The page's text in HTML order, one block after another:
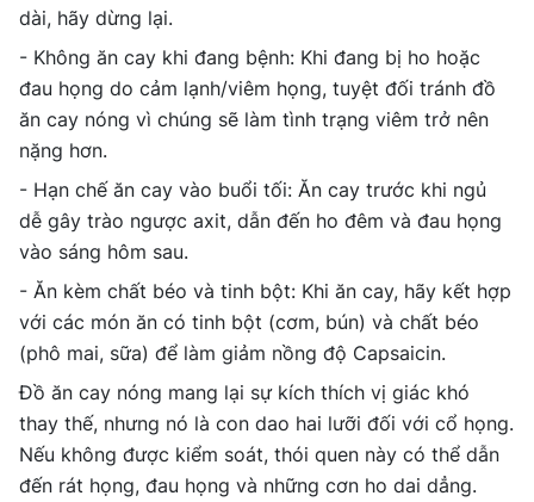
dài, hãy dừng lại.
- Không ăn cay khi đang bệnh: Khi đang bị ho hoặc
đau họng do cảm lạnh/viêm họng, tuyệt đối tránh đồ
ăn cay nóng vì chúng sẽ làm tình trạng viêm trở nên
nặng hơn.
- Hạn chế ăn cay vào buổi tối: Ăn cay trước khi ngủ
dễ gây trào ngược axit, dẫn đến ho đêm và đau họng
vào sáng hôm sau.
- Ăn kèm chất béo và tinh bột: Khi ăn cay, hãy kết hợp
với các món ăn có tinh bột (cơm, bún) và chất béo
(phô mai, sữa) để làm giảm nồng độ Capsaicin.
Đồ ăn cay nóng mang lại sự kích thích vị giác khó
thay thế, nhưng nó là con dao hai lưỡi đối với cổ họng.
Nếu không được kiểm soát, thói quen này có thể dẫn
đến rát họng, đau họng và những cơn ho dai dẳng.